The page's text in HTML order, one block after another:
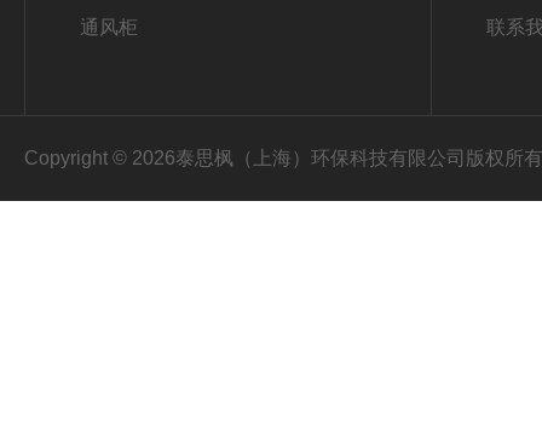
通风柜 联系
Copyright © 2026泰思枫（上海）环保科技有限公司版权